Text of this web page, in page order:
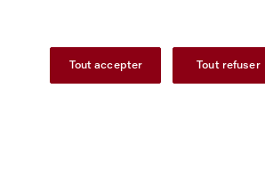
Tout accepter Tout refuser